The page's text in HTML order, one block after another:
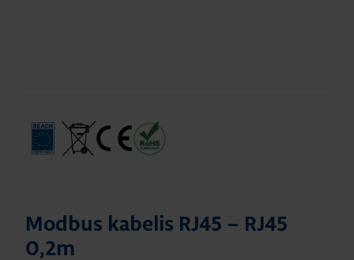
Modbus kabelis RJ45 – RJ45
0,2m